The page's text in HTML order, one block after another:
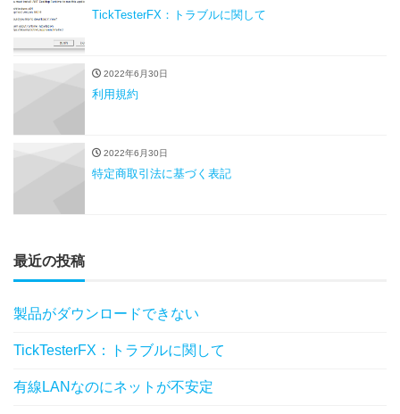
TickTesterFX：トラブルに関して
2022年6月30日
利用規約
2022年6月30日
特定商取引法に基づく表記
最近の投稿
製品がダウンロードできない
TickTesterFX：トラブルに関して
有線LANなのにネットが不安定